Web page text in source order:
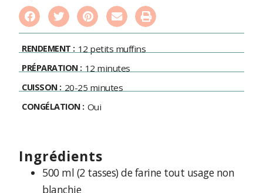
RENDEMENT : 12 petits muffins
PRÉPARATION : 12 minutes
CUISSON : 20-25 minutes
CONGÉLATION : Oui
ingrédients
500 ml (2 tasses) de farine tout usage non
blanchie